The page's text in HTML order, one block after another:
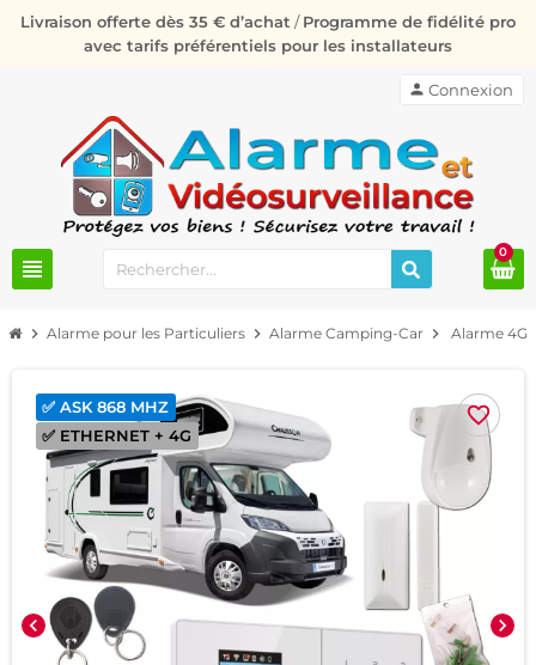
Livraison offerte dès 35 € d’achat /Programme de fidélité pro
avec tarifs préférentiels pour les installateurs
view_headline
person Connexion
0
chevron_right Alarme pour les Particuliers chevron_right Alarme Camping-Car chevron_right Alarme 4G
favorite_border
chevron_left chevron_right
✅ ETHERNET + 4G
✅ ASK 868 MHZ